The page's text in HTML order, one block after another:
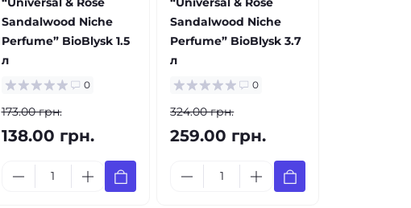
Sandalwood Niche
Perfume” BioBlysk 1.5
л
0
173.00 грн.
138.00 грн.
Sandalwood Niche
Perfume” BioBlysk 3.7
л
0
324.00 грн.
259.00 грн.